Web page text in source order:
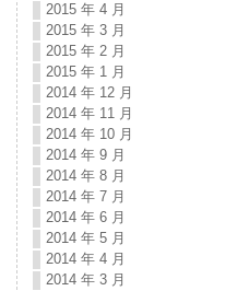
2015 年 4 月
2015 年 3 月
2015 年 2 月
2015 年 1 月
2014 年 12 月
2014 年 11 月
2014 年 10 月
2014 年 9 月
2014 年 8 月
2014 年 7 月
2014 年 6 月
2014 年 5 月
2014 年 4 月
2014 年 3 月